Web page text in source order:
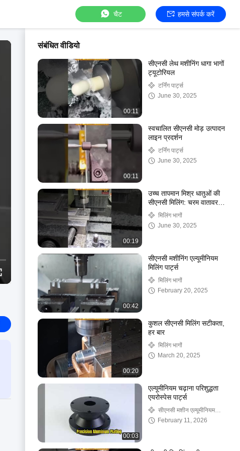
चैट हमसे संपर्क करें
संबंधित वीडियो
00:11
सीएनसी लेथ मशीनिंग धागा भागों
ट्यूटोरियल
टर्निंग पार्ट्स
June 30, 2025
00:11
स्वचालित सीएनसी मोड़ उत्पादन
लाइन प्रदर्शन
टर्निंग पार्ट्स
June 30, 2025
00:19
उच्च तापमान मिश्र धातुओं की
सीएनसी मिलिंग: चरम वातावरण
में सामग्री प्रसंस्करण
मिलिंग भागों
June 30, 2025
00:42
सीएनसी मशीनिंग एल्यूमीनियम
मिलिंग पार्ट्स
मिलिंग भागों
February 20, 2025
00:20
कुशल सीएनसी मिलिंग सटीकता,
हर बार
मिलिंग भागों
March 20, 2025
00:03
एल्यूमीनियम चढ़ाना परिशुद्धता
एयरोस्पेस पार्ट्स
सीएनसी मशीन एल्यूमीनियम
भागों February 11, 2026